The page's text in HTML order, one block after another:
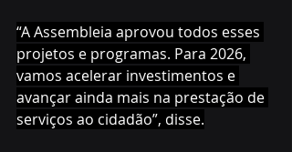
“A Assembleia aprovou todos esses
projetos e programas. Para 2026,
vamos acelerar investimentos e
avançar ainda mais na prestação de
serviços ao cidadão”, disse.